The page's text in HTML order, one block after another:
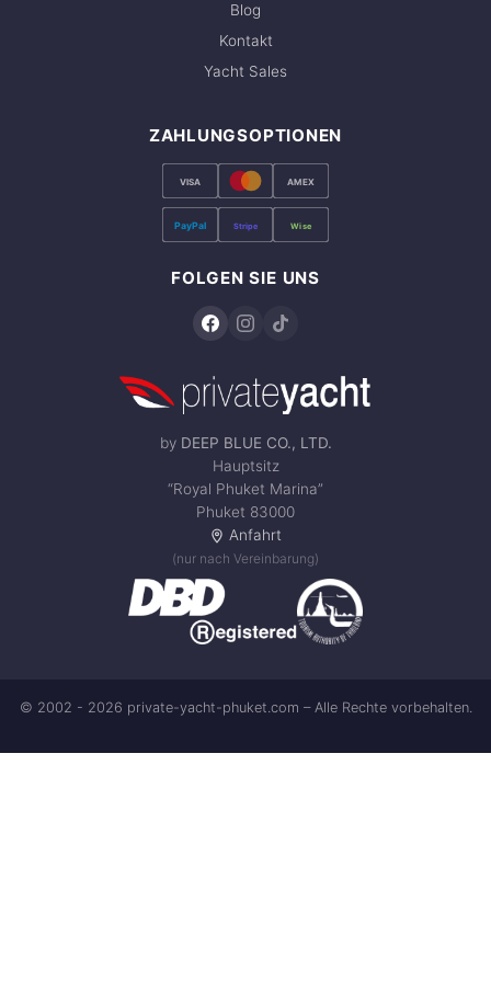
Blog
Kontakt
Yacht Sales
ZAHLUNGSOPTIONEN
VISA AMEX
PayPal Stripe Wise
FOLGEN SIE UNS
by DEEP BLUE CO., LTD.
Hauptsitz
“Royal Phuket Marina”
Phuket 83000
Anfahrt
(nur nach Vereinbarung)
© 2002 - 2026 private-yacht-phuket.com – Alle Rechte vorbehalten.